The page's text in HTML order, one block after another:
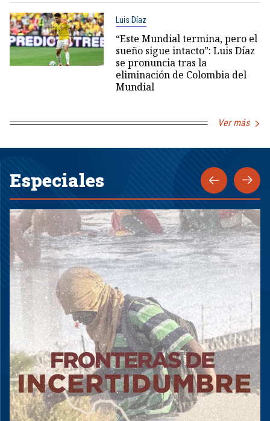
Luis Díaz
“Este Mundial termina, pero el
sueño sigue intacto”: Luis Díaz
se pronuncia tras la
eliminación de Colombia del
Mundial
Ver más
Especiales